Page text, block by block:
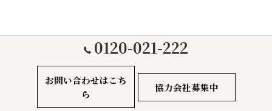
0120-021-222
お問い合わせはこち
ら
協力会社募集中